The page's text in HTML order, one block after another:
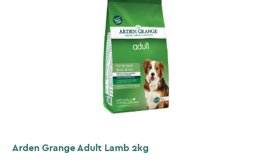
Arden Grange Adult Lamb 2kg